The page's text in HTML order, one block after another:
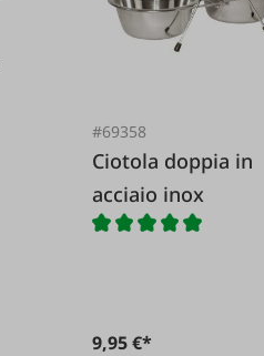
#69358
Ciotola doppia in
acciaio inox
9,95 €*